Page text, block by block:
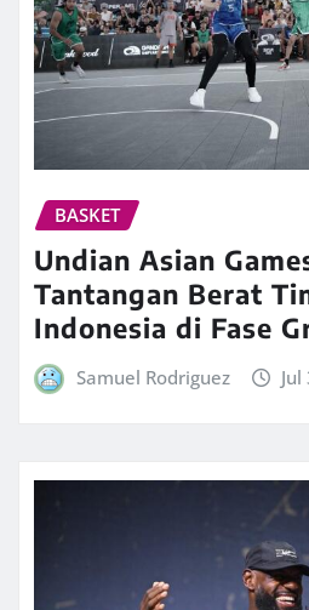
BASKET
Undian Asian
Tantangan Berat
Indonesia di Fase
Samuel Rodriguez